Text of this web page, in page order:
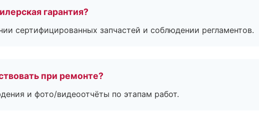
гарантия?
сертифицированных запчастей и соблюдении регламентов.
при ремонте?
и фото/видеоотчёты по этапам работ.